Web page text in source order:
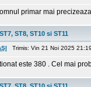
primar mai
ST8, ST10 si ST11
Trimis: Vin 21 Noi 2025
este 380 . Cel mai